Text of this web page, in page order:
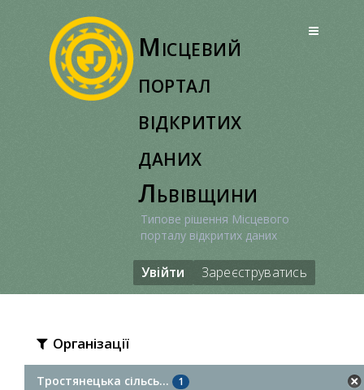
Місцевий
портал
відкритих
даних
Львівщини
Типове рішення Місцевого
порталу відкритих даних
Увійти Зареєструватись
Організації
Тростянецька сільсь... 1